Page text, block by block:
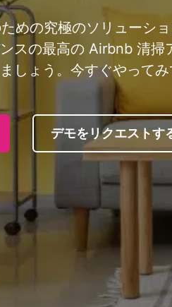
めの究極のソリューシ
スの最高の Airbnb 清掃
しょう。今すぐやってみ
デモをリクエストす